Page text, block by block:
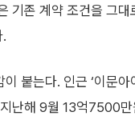
기존 계약 조건을 그
붙는다. 인근 ‘이문
난해 9월 13억7500